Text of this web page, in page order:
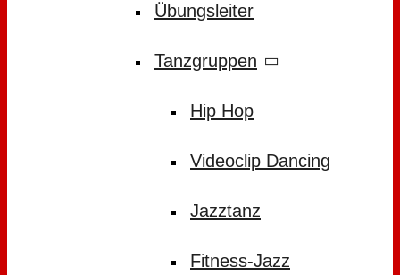
Übungsleiter
Tanzgruppen
Hip Hop
Videoclip Dancing
Jazztanz
Fitness-Jazz